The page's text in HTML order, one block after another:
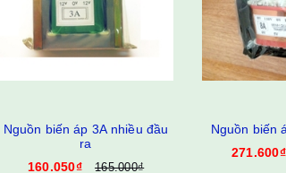
Nguồn biến áp 8A đối xứng
271.600₫
Tấm cảm